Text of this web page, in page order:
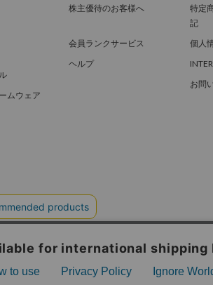
ムウェア
株主優待のお客様へ
特定
記
会員ランクサービス
個人
ヘルプ
お問
SHEL’TTER GREEN
RESERVED.